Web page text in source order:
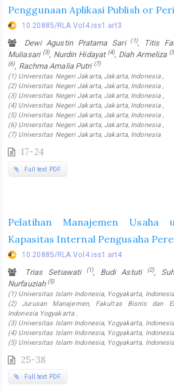
Penggunaan Aplikasi Publish or
10.20885/RLA.Vol4.iss1.art3
Dewi Agustin Pratama Sari (1), Titis
Muliasari (3), Nurdin Hidayat (4), Diah Armeliza
(6), Rachma Amalia Putri (7)
(1) Universitas Negeri Jakarta, Jakarta, Indonesia ,
(2) Universitas Negeri Jakarta, Jakarta, Indonesia ,
(3) Universitas Negeri Jakarta, Jakarta, Indonesia ,
(4) Universitas Negeri Jakarta, Jakarta, Indonesia ,
(5) Universitas Negeri Jakarta, Jakarta, Indonesia ,
(6) Universitas Negeri Jakarta, Jakarta, Indonesia ,
(7) Universitas Negeri Jakarta, Jakarta, Indonesia
17-24
Full text PDF
Pelatihan Manajemen Usaha
Kapasitas Internal Pengusaha
10.20885/RLA.Vol4.iss1.art4
Trias Setiawati (1), Budi Astuti (2),
Nurfauziah (5)
(1) Universitas Islam Indonesia, Yogyakarta,
(2) Jurusan Manajemen, Fakultas Bisnis dan
Indonesia Yogyakarta ,
(3) Universitas Islam Indonesia, Yogyakarta,
(4) Universitas Islam Indonesia, Yogyakarta,
(5) Universitas Islam Indonesia, Yogyakarta, Indonesia
25-38
Full text PDF